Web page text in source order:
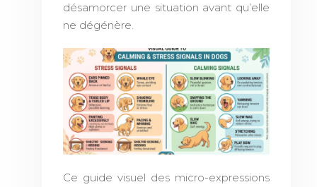
désamorcer une situation avant qu’elle
ne dégénère.
Ce guide visuel des micro-expressions